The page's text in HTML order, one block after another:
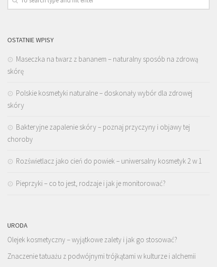
OSTATNIE WPISY
Maseczka na twarz z bananem – naturalny sposób na zdrową
skórę
Polskie kosmetyki naturalne – doskonały wybór dla zdrowej
skóry
Bakteryjne zapalenie skóry – poznaj przyczyny i objawy tej
choroby
Rozświetlacz jako cień do powiek – uniwersalny kosmetyk 2 w 1
Pieprzyki – co to jest, rodzaje i jak je monitorować?
URODA
Olejek kosmetyczny – wyjątkowe zalety i jak go stosować?
Znaczenie tatuażu z podwójnymi trójkątami w kulturze i alchemii